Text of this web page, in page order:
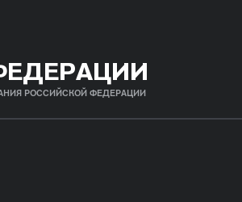
РОССИЙСКОЙ ФЕДЕРАЦИИ